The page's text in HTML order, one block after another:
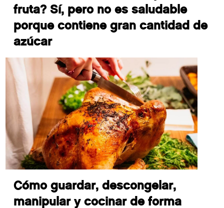
fruta? Sí, pero no es saludable
porque contiene gran cantidad de
azúcar
Cómo guardar, descongelar,
manipular y cocinar de forma